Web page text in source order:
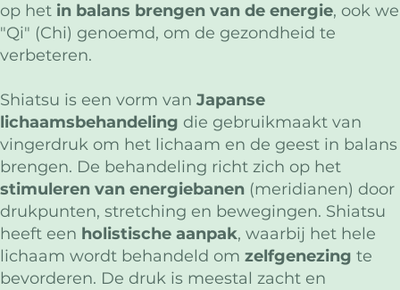
op het in balans brengen van de energie, ook
"Qi" (Chi) genoemd, om de gezondheid te
verbeteren.
Shiatsu is een vorm van Japanse
lichaamsbehandeling die gebruikmaakt van
vingerdruk om het lichaam en de geest in
brengen. De behandeling richt zich op het
stimuleren van energiebanen (meridianen) door
drukpunten, stretching en bewegingen. Shiatsu
heeft een holistische aanpak, waarbij het hele
lichaam wordt behandeld om zelfgenezing te
bevorderen. De druk is meestal zacht en